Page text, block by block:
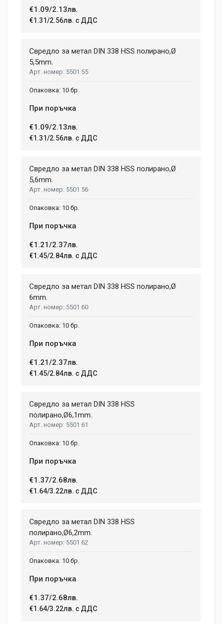
€1.09/2.13лв.
€1.31/2.56лв. с ДДС
Свредло за метал DIN 338 HSS полирано,Ø
5,5mm.
5501 55
10 бр.
При поръчка
€1.09/2.13лв.
€1.31/2.56лв. с ДДС
Свредло за метал DIN 338 HSS полирано,Ø
5,6mm.
5501 56
10 бр.
При поръчка
€1.21/2.37лв.
€1.45/2.84лв. с ДДС
Свредло за метал DIN 338 HSS полирано,Ø
6mm.
5501 60
10 бр.
При поръчка
€1.21/2.37лв.
€1.45/2.84лв. с ДДС
Свредло за метал DIN 338 HSS
полиранo,Ø6,1mm.
5501 61
10 бр.
При поръчка
€1.37/2.68лв.
€1.64/3.22лв. с ДДС
Свредло за метал DIN 338 HSS
полиранo,Ø6,2mm.
5501 62
10 бр.
При поръчка
€1.37/2.68лв.
€1.64/3.22лв. с ДДС